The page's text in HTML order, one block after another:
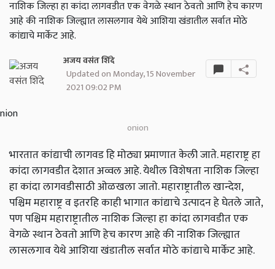
नाशिक जिल्हा हा कांदा लागवडीत एक वेगळे स्थान ठेवतो आणि हेच कारण
आहे की नाशिक जिल्ह्यात लासलगाव येथे आशिया खंडातील सर्वात मोठे
कांद्याचे मार्केट आहे.
अजय वसंत शिंदे
Updated on Monday, 15 November
2021 09:02 PM
onion
भारतात कांद्याची लागवड हि मोठ्या प्रमाणात केली जाते. महाराष्ट्र हा
कांदा लागवडीत देशात अव्वल आहे. येथील विशेषता नाशिक जिल्हा
हा कांदा लागवडीसाठी ओळखला जातो. महाराष्ट्रातील खान्देश,
पश्चिम महाराष्ट्र व इतरहि काही भागात कांद्याचे उत्पादन हे घेतले जाते,
पण पश्चिम महाराष्ट्रातील नाशिक जिल्हा हा कांदा लागवडीत एक
वेगळे स्थान ठेवतो आणि हेच कारण आहे की नाशिक जिल्ह्यात
लासलगाव येथे आशिया खंडातील सर्वात मोठे कांद्याचे मार्केट आहे.